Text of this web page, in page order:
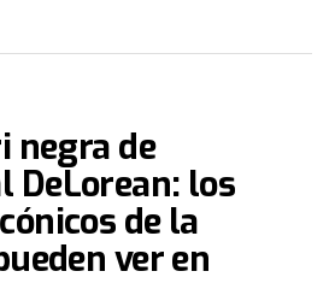
negra de
DeLorean: los
de la
ver en